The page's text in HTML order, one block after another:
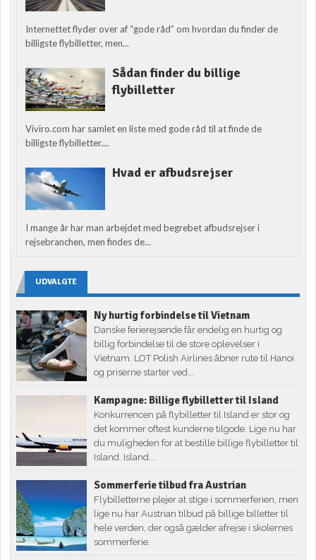
Internettet flyder over af “gode råd” om hvordan du finder de
billigste flybilletter, men...
Sådan finder du billige
flybilletter
Viviro.com har samlet en liste med gode råd til at finde de
billigste flybilletter....
Hvad er afbudsrejser
I mange år har man arbejdet med begrebet afbudsrejser i
rejsebranchen, men findes de...
UDVALGTE
Ny hurtig forbindelse til Vietnam
Danske ferierejsende får endelig en hurtig og
billig forbindelse til de store oplevelser i
Vietnam. LOT Polish Airlines åbner rute til Hanoi
og priserne starter ved...
Kampagne: Billige flybilletter til Island
Konkurrencen på flybilletter til Island er stor og
det kommer oftest kunderne tilgode. Lige nu har
du muligheden for at bestille billige flybilletter til
Island. Island...
Sommerferie tilbud fra Austrian
Flybilletterne plejer at stige i sommerferien, men
lige nu har Austrian tilbud på billige billetter til
hele verden, der også gælder afrejse i skolernes
sommerferie.